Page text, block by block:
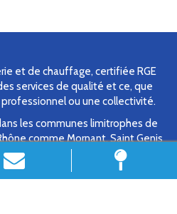
et de chauffage, certifiée RGE
services de qualité et ce, que
ou une collectivité.
les communes limitrophes de
comme Mornant, Saint Genis
disposition pour toute demande